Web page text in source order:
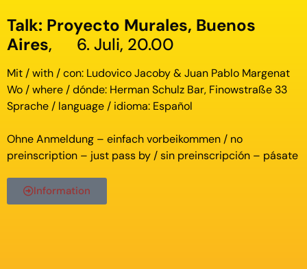
Talk: Proyecto Murales, Buenos
Aires, 6. Juli, 20.00
Mit / with / con: Ludovico Jacoby & Juan Pablo Margenat
Wo / where / dónde: Herman Schulz Bar, Finowstraße 33
Sprache / language / idioma: Español
Ohne Anmeldung – einfach vorbeikommen / no
preinscription – just pass by / sin preinscripción – pásate
Information